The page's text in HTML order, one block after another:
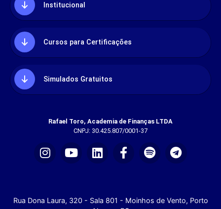
Institucional
Cursos para Certificações
Simulados Gratuitos
Rafael Toro, Academia de Finanças LTDA
CNPJ: 30.425.807/0001-37
Rua Dona Laura, 320 - Sala 801 - Moinhos de Vento, Porto